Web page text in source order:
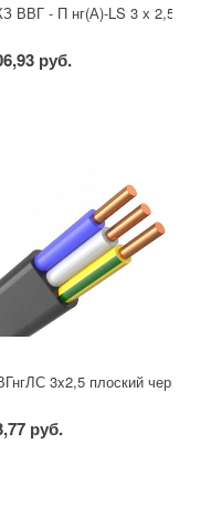
ВВГ - П нг(А)-LS 3 х 2,5
руб.
3x2,5 плоский черный
руб.